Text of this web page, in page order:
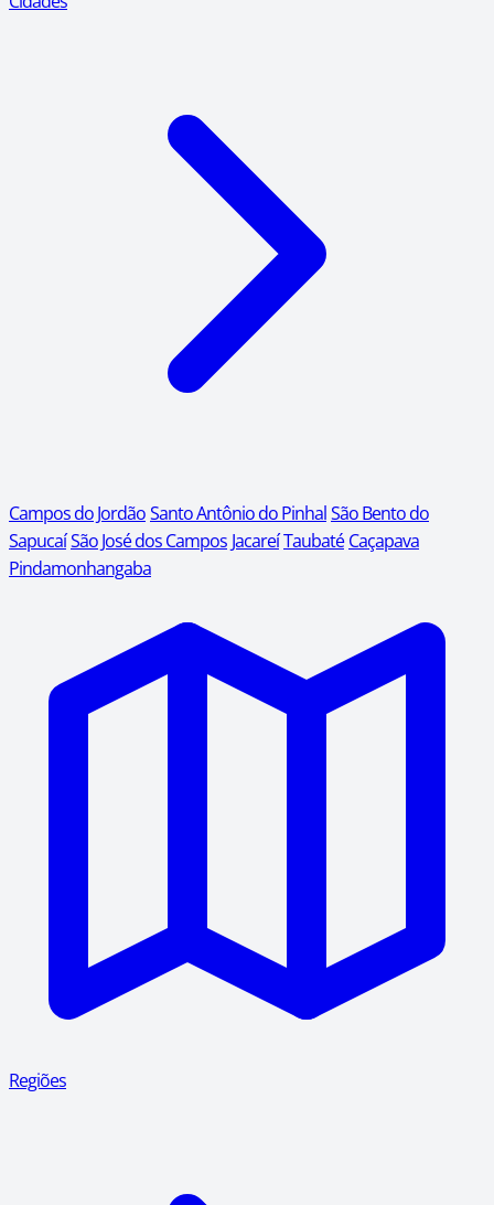
Campos do JordãoSanto Antônio do PinhalSão Bento do
SapucaíSão José dos Campos JacareíTaubaté Caçapava
Pindamonhangaba
Regiões